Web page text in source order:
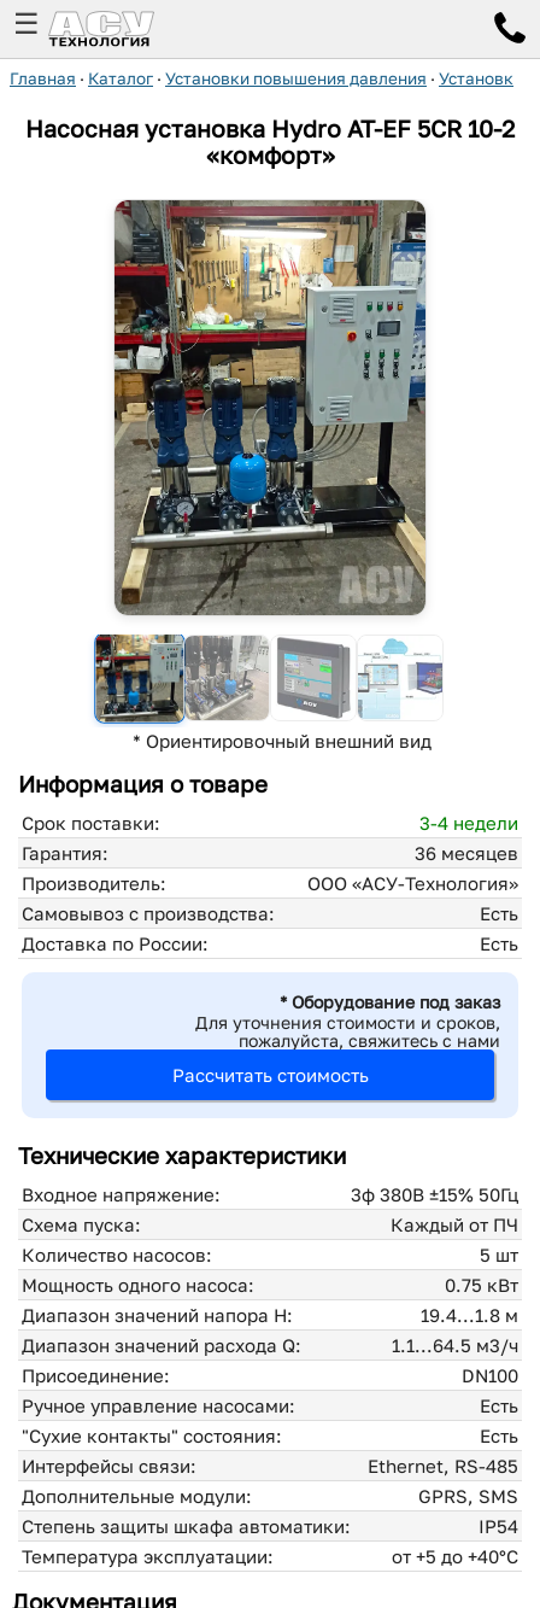
☰
Главная · Каталог · Установки повышения давления · Установки
Насосная установка Hydro AT-EF 5CR 10-2
«комфорт»
* Ориентировочный внешний вид
Информация о товаре
Срок поставки:
3-4 недели
Гарантия:
36 месяцев
Производитель:
ООО «АСУ-Технология»
Самовывоз с производства:
Есть
Доставка по России:
Есть
* Оборудование под заказ
Для уточнения стоимости и сроков,
пожалуйста, свяжитесь с нами
Рассчитать стоимость
Технические характеристики
Входное напряжение:
3ф 380В ±15% 50Гц
Схема пуска:
Каждый от ПЧ
Количество насосов:
5 шт
Мощность одного насоса:
0.75 кВт
Диапазон значений напора H:
19.4...1.8 м
Диапазон значений расхода Q:
1.1...64.5 м3/ч
Присоединение:
DN100
Ручное управление насосами:
Есть
"Сухие контакты" состояния:
Есть
Интерфейсы связи:
Ethernet, RS-485
Дополнительные модули:
GPRS, SMS
Степень защиты шкафа автоматики:
IP54
Температура эксплуатации:
от +5 до +40°С
Документация